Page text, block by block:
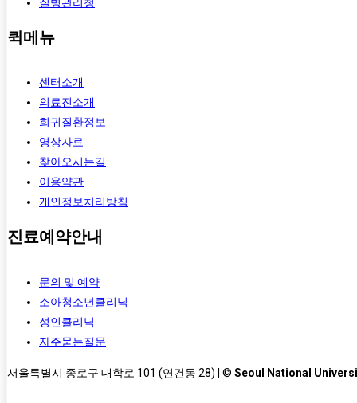
퀵메뉴
센터소개
의료진소개
희귀질환정보
영상자료
찾아오시는길
이용약관
개인정보처리방침
진료예약안내
문의 및 예약
소아청소년클리닉
성인클리닉
자주묻는질문
서울특별시 종로구 대학로 101 (연건동 28) | © Seoul National